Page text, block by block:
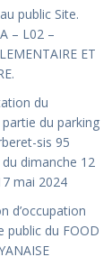
public Site.
– L02 –
ET
du
du parking
sis 95
dimanche 12
mai 2024
d’occupation
public du FOOD